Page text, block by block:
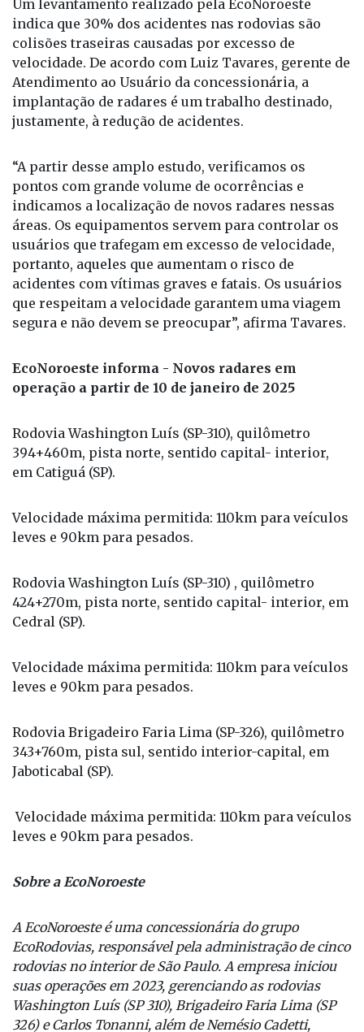
Um levantamento realizado pela EcoNoroeste
indica que 30% dos acidentes nas rodovias são
colisões traseiras causadas por excesso de
velocidade. De acordo com Luiz Tavares, gerente de
Atendimento ao Usuário da concessionária, a
implantação de radares é um trabalho destinado,
justamente, à redução de acidentes.
“A partir desse amplo estudo, verificamos os
pontos com grande volume de ocorrências e
indicamos a localização de novos radares nessas
áreas. Os equipamentos servem para controlar os
usuários que trafegam em excesso de velocidade,
portanto, aqueles que aumentam o risco de
acidentes com vítimas graves e fatais. Os usuários
que respeitam a velocidade garantem uma viagem
segura e não devem se preocupar”, afirma Tavares.
EcoNoroeste informa - Novos radares em
operação a partir de 10 de janeiro de 2025
Rodovia Washington Luís (SP-310), quilômetro
394+460m, pista norte, sentido capital- interior,
em Catiguá (SP).
Velocidade máxima permitida: 110km para veículos
leves e 90km para pesados.
Rodovia Washington Luís (SP-310) , quilômetro
424+270m, pista norte, sentido capital- interior, em
Cedral (SP).
Velocidade máxima permitida: 110km para veículos
leves e 90km para pesados.
Rodovia Brigadeiro Faria Lima (SP-326), quilômetro
343+760m, pista sul, sentido interior-capital, em
Jaboticabal (SP).
Velocidade máxima permitida: 110km para veículos
leves e 90km para pesados.
Sobre a EcoNoroeste
A EcoNoroeste é uma concessionária do grupo
EcoRodovias, responsável pela administração de cinco
rodovias no interior de São Paulo. A empresa iniciou
suas operações em 2023, gerenciando as rodovias
Washington Luís (SP 310), Brigadeiro Faria Lima (SP
326) e Carlos Tonanni, além de Nemésio Cadetti,